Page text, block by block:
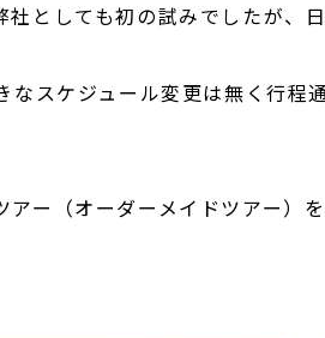
としても初の試みでしたが、
スケジュール変更は無く行
ー（オーダーメイドツアー）